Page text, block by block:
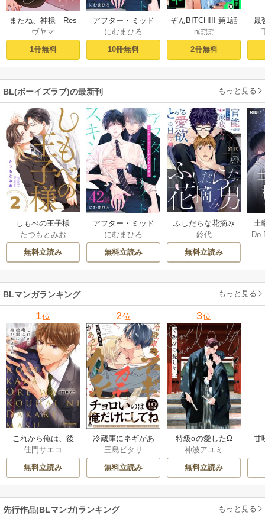
またね、神様 Res
tart［ばら売り］
プロローグ
ヴヤマ
1冊無料
アフター・ミッド
ナイト・スキン
［ばら売り］ 第1話
にむまひろ
10冊無料
ぞんBITCH!!! 第1話
nぽぽ
2冊無料
最
BL(ボーイズラブ)の最新刊 もっと見る
しもべの王子様
【描き下ろしおま
け付き特装版】 2巻
たつもとみお
無料立読み
アフター・ミッド
ナイト・スキン
［ばら売り］ 42巻
にむまひろ
無料立読み
ふしだらな花摘み
男 20巻
鈴代
無料立読み
土
上
BLマンガランキング もっと見る
1位
これから俺は、後
輩に抱かれます
佳門サエコ
無料立読み
2位
冷蔵庫にネギがあ
ったカモ
三島ピタリ
無料立読み
3位
特級αの愛したΩ
神波アユミ
無料立読み
甘
先行作品(BLマンガ)ランキング もっと見る